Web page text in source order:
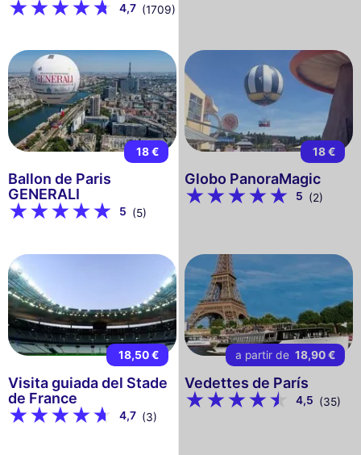
4,7 (1709)
18 €
Ballon de Paris
GENERALI
5 (5)
18 €
Globo PanoraMagic
5 (2)
18,50 €
Visita guiada del Stade
de France
4,7 (3)
a partir de 18,90 €
Vedettes de París
4,5 (35)